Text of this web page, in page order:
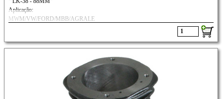
Aplicação:
MWM/VW/FORD/MBB/AGRALE